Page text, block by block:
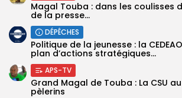
Magal Touba : dans les coulisses
de la presse...
DÉPÊCHES
Politique de la jeunesse : la
plan d’actions stratégiques...
APS-TV
Grand Magal de Touba : La CSU
pèlerins